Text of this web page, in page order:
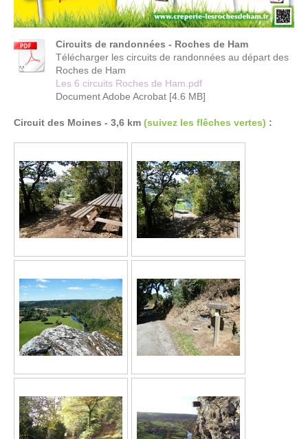
Circuits de randonnées - Roches de Ham
Télécharger les circuits de randonnées au départ des
Roches de Ham
Les 6 circuits Roches de Ham.pdf
Document Adobe Acrobat [4.6 MB]
Circuit des Moines - 3,6 km (suivez les flêches vertes) :